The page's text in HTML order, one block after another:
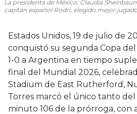
La presidenta de México, Claudia
capitán español Rodri, elegido mejor
Estados Unidos, 19 de julio de
conquistó su segunda Copa
1-0 a Argentina en tiempo
final del Mundial 2026,
Stadium de East Rutherford,
Torres marcó el único tanto
minuto 106 de la prórroga, con